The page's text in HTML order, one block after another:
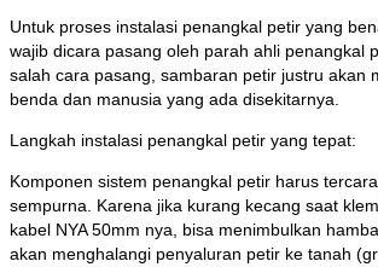
Untuk proses instalasi penangkal petir yang
wajib dicara pasang oleh parah ahli penangkal
salah cara pasang, sambaran petir justru akan
benda dan manusia yang ada disekitarnya.
Langkah instalasi penangkal petir yang tepat:
Komponen sistem penangkal petir harus
sempurna. Karena jika kurang kecang saat
kabel NYA 50mm nya, bisa menimbulkan
akan menghalangi penyaluran petir ke tanah